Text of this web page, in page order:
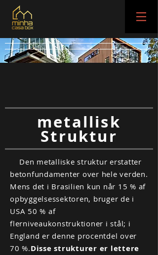
metallisk
Struktur
Den metalliske struktur erstatter
betonfundamenter over hele verden.
Mens det i Brasilien kun når 15 % af
opbyggelsessektoren, bruger de i
USA 50 % af
flerniveaukonstruktioner i stål; i
England er denne procentdel over
70 %.Disse strukturer er lettere